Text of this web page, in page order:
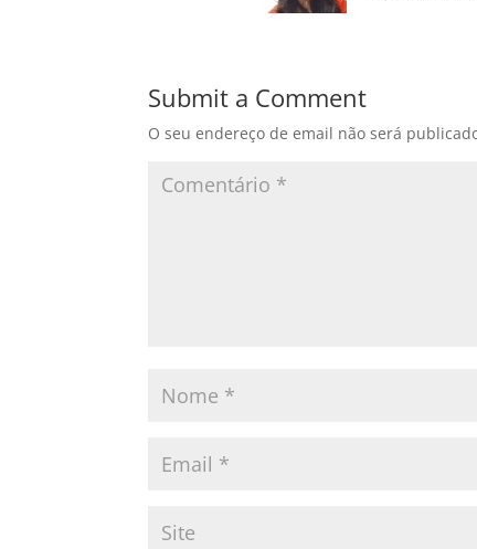
Submit a Comment
O seu endereço de email não será